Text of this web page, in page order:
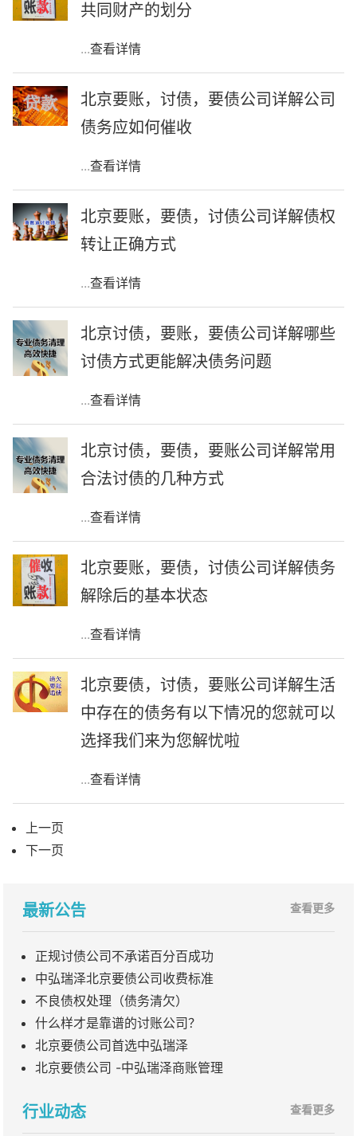
共同财产的划分
...查看详情
北京要账，讨债，要债公司详解公司
债务应如何催收
...查看详情
北京要账，要债，讨债公司详解债权
转让正确方式
...查看详情
北京讨债，要账，要债公司详解哪些
讨债方式更能解决债务问题
...查看详情
北京讨债，要债，要账公司详解常用
合法讨债的几种方式
...查看详情
北京要账，要债，讨债公司详解债务
解除后的基本状态
...查看详情
北京要债，讨债，要账公司详解生活
中存在的债务有以下情况的您就可以
选择我们来为您解忧啦
...查看详情
上一页
下一页
最新公告 查看更多
正规讨债公司不承诺百分百成功
中弘瑞泽北京要债公司收费标准
不良债权处理（债务清欠）
什么样才是靠谱的讨账公司？
北京要债公司首选中弘瑞泽
北京要债公司 -中弘瑞泽商账管理
行业动态 查看更多